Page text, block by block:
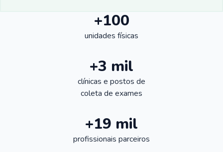
+100
unidades físicas
+3 mil
clínicas e postos de
coleta de exames
+19 mil
profissionais parceiros